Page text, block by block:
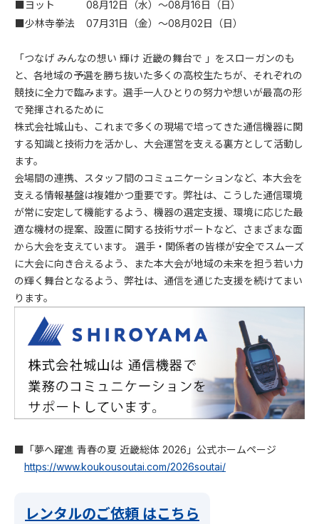
■ヨット
08月12日（水）～08月16日（日）
■少林寺拳法
07月31日（金）～08月02日（日）
「つなげ みんなの想い 輝け 近畿の舞台で 」をスローガンのも
と、各地域の予選を勝ち抜いた多くの高校生たちが、それぞれの
競技に全力で臨みます。選手一人ひとりの努力や想いが最高の形
で発揮されるために
株式会社城山も、これまで多くの現場で培ってきた通信機器に関
する知識と技術力を活かし、大会運営を支える裏方として活動し
ます。
会場間の連携、スタッフ間のコミュニケーションなど、本大会を
支える情報基盤は複雑かつ重要です。弊社は、こうした通信環境
が常に安定して機能するよう、機器の選定支援、環境に応じた最
適な機材の提案、設置に関する技術サポートなど、さまざまな面
から大会を支えています。 選手・関係者の皆様が安全でスムーズ
に大会に向き合えるよう、また本大会が地域の未来を担う若い力
の輝く舞台となるよう、弊社は、通信を通じた支援を続けてまい
ります。
■「夢へ躍進 青春の夏 近畿総体 2026」公式ホームページ
https://www.koukousoutai.com/2026soutai/
レンタルのご依頼 はこちら